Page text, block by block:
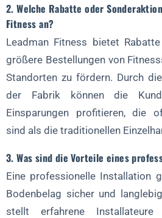
2. Welche Rabatte oder
Fitness an?
Leadman Fitness bietet
größere Bestellungen von
Standorten zu fördern. Durch
der Fabrik können die
Einsparungen profitieren, die
sind als die traditionellen
3. Was sind die Vorteile eines
Eine professionelle Installation
Bodenbelag sicher und
stellt erfahrene